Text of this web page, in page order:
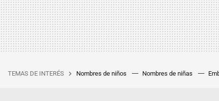
TEMAS DE INTERÉS Nombres de niños Nombres de niñas